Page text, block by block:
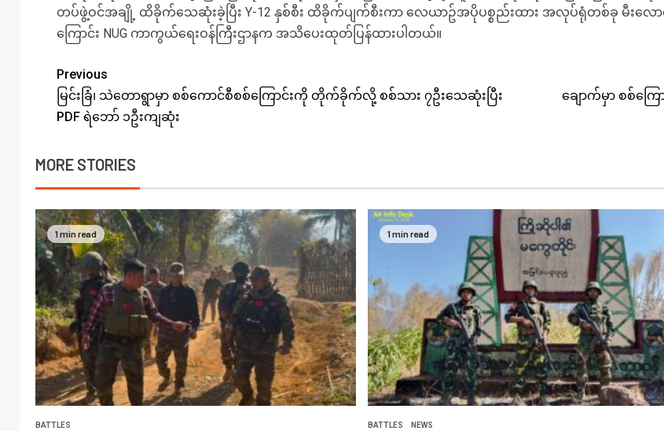
တပ်ဖွဲ့ဝင်အချို့ ထိခိုက်သေဆုံးခဲ့ပြီး Y-12 နှစ်စီး ထိခိုက်ပျက်စီးကာ လေယာဥ်အပိုပစ္စည်းထား အလုပ်ရုံတစ်ခု မီးလောင်
ကြောင်း NUG ကာကွယ်ရေးဝန်ကြီးဌာနက အသိပေးထုတ်ပြန်ထားပါတယ်။
Previous
မြင်းခြံ၊ သဲတောရွာမှာ စစ်ကောင်စီစစ်ကြောင်းကို တိုက်ခိုက်လို့ စစ်သား ၇ဦးသေဆုံးပြီး
PDF ရဲဘော် ၁ဦးကျဆုံး
ချောက်မှာ စစ်က
MORE STORIES
1 min read
BATTLES
1 min read
BATTLES NEWS